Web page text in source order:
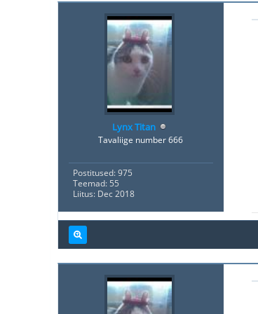
Lynx Titan
Tavaliige number 666
Postitused: 975
Teemad: 55
Liitus: Dec 2018